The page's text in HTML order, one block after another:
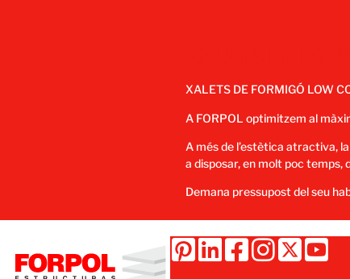
XALETS DE FORMIGÓ LOW
A FORPOL optimitzem al
A més de l’estètica atractiva,
a disposar, en molt poc temps,
Demana pressupost del seu